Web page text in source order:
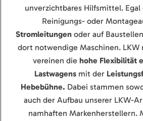
unverzichtbares Hilfsmittel.
Reinigungs- oder
Stromleitungen oder auf
dort notwendige Maschinen.
vereinen die hohe Flexibilität
Lastwagensmit der
Hebebühne. Dabei stammen
auch der Aufbau unserer LKW-
namhaften Markenherstellern.